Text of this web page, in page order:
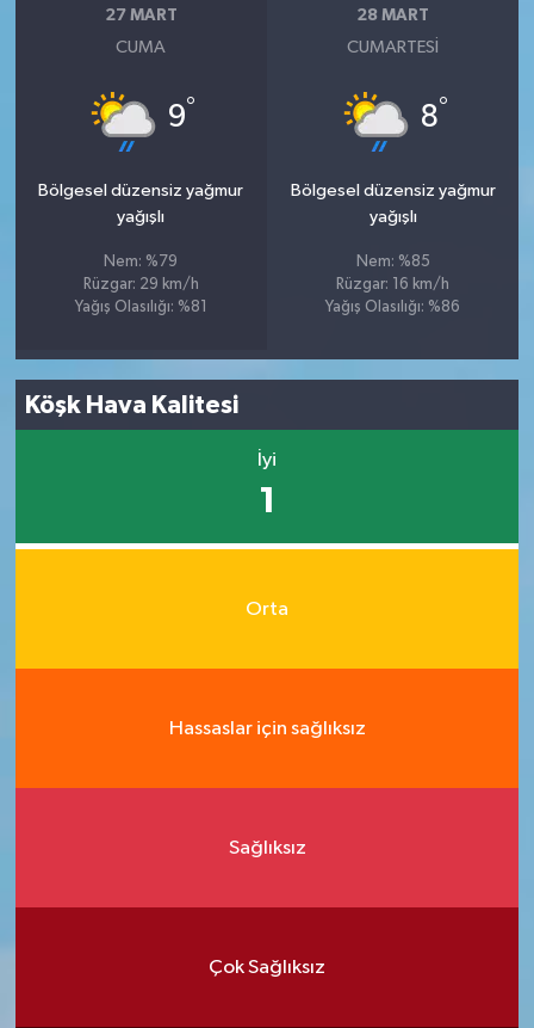
27 MART
CUMA
9°
Bölgesel düzensiz yağmur
yağışlı
Nem: %79
Rüzgar: 29 km/h
Yağış Olasılığı: %81
28 MART
CUMARTESI
8°
Bölgesel düzensiz yağmur
yağışlı
Nem: %85
Rüzgar: 16 km/h
Yağış Olasılığı: %86
Köşk Hava Kalitesi
İyi
1
Orta
Hassaslar için sağlıksız
Sağlıksız
Çok Sağlıksız